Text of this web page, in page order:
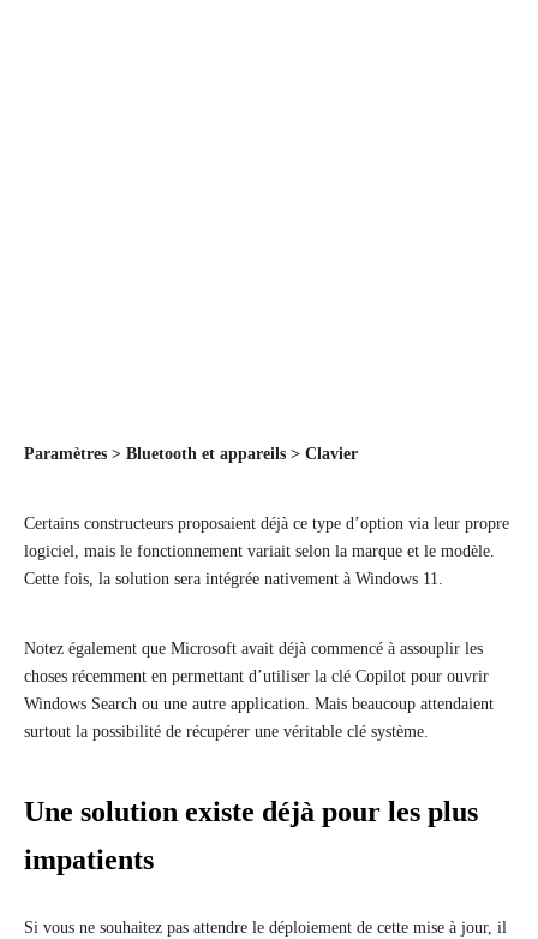
Paramètres > Bluetooth et appareils > Clavier
Certains constructeurs proposaient déjà ce type d’option via leur propre
logiciel, mais le fonctionnement variait selon la marque et le modèle.
Cette fois, la solution sera intégrée nativement à Windows 11.
Notez également que Microsoft avait déjà commencé à assouplir les
choses récemment en permettant d’utiliser la clé Copilot pour ouvrir
Windows Search ou une autre application. Mais beaucoup attendaient
surtout la possibilité de récupérer une véritable clé système.
Une solution existe déjà pour les plus
impatients
Si vous ne souhaitez pas attendre le déploiement de cette mise à jour, il